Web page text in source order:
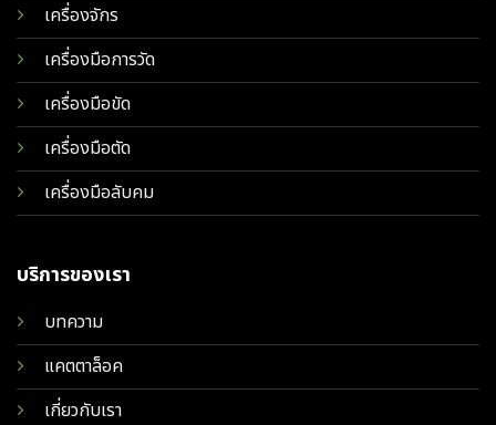
เครื่องจักร
เครื่องมือการวัด
เครื่องมือขัด
เครื่องมือตัด
เครื่องมือลับคม
บริการของเรา
บทความ
แคตตาล็อค
เกี่ยวกับเรา